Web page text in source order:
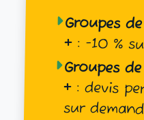
Groupes
+: −10 %
Groupes
+: devis
sur